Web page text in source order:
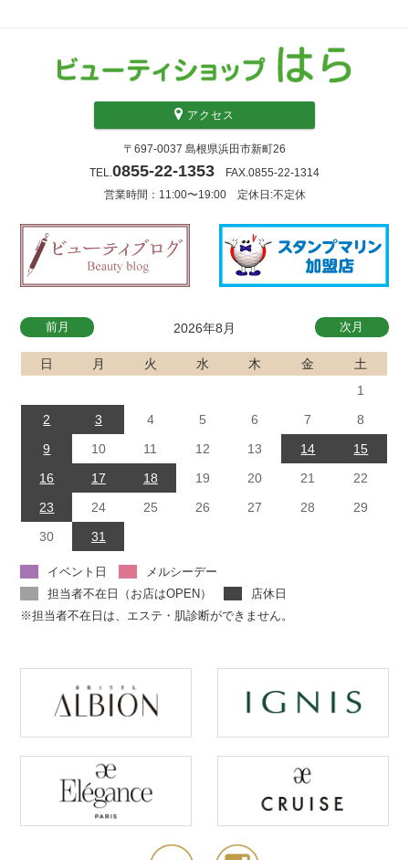
前月 2026年8月 次月
日 月 火 水 木 金
土
1
2
3 4 5 6 7
8
9
10 11 12 13 14
15
16
17 18 19 20 21
22
23
24 25 26 27 28
29
30
31
イベント日
メルシーデー
担当者不在日（お店はOPEN）
店休日
※担当者不在日は、エステ・肌診断ができません。
アクセス
〒697-0037 島根県浜田市新町26
TEL. 0855-22-1353 FAX.0855-22-1314
営業時間：11:00〜19:00 定休日:不定休